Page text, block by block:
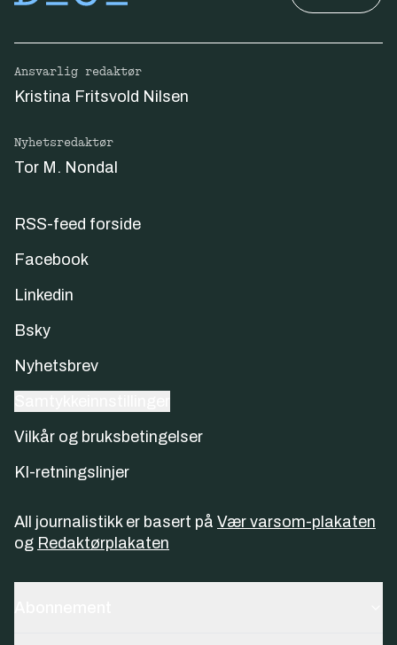
Ansvarlig redaktør
Kristina Fritsvold Nilsen
Nyhetsredaktør
Tor M. Nondal
RSS-feed forside
Facebook
Linkedin
Bsky
Nyhetsbrev
Vilkår og bruksbetingelser
KI-retningslinjer
All journalistikk er basert på Vær varsom-plakaten
og Redaktørplakaten